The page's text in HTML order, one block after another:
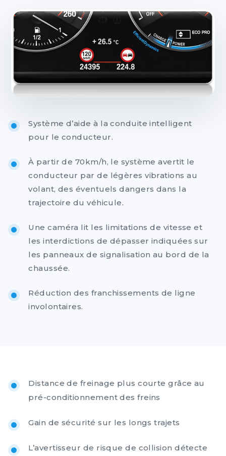
Système d’aide à la conduite intelligent
pour le conducteur.
À partir de 70km/h, le système avertit le
conducteur par de légères vibrations au
volant, des éventuels dangers dans la
trajectoire du véhicule.
Une caméra lit les limitations de vitesse et
les interdictions de dépasser indiquées sur
les panneaux de signalisation au bord de la
chaussée.
Réduction des franchissements de ligne
involontaires.
Distance de freinage plus courte grâce au
pré-conditionnement des freins
Gain de sécurité sur les longs trajets
L’avertisseur de risque de collision détecte